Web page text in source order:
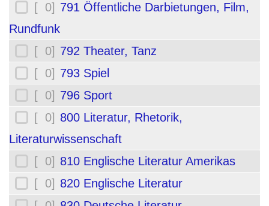
[ 0] 791 Öffentliche Darbietungen, Film,
Rundfunk
[ 0] 792 Theater, Tanz
[ 0] 793 Spiel
[ 0] 796 Sport
[ 0] 800 Literatur, Rhetorik,
Literaturwissenschaft
[ 0] 810 Englische Literatur Amerikas
[ 0] 820 Englische Literatur